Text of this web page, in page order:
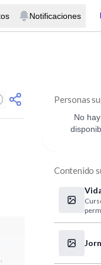
Notificaciones
Personas
No
Contenido